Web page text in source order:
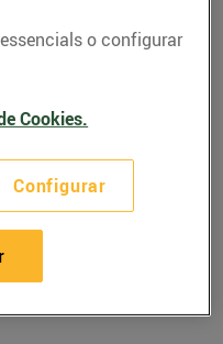
09:00-21:30
o configurar
Cookies.
Configurar